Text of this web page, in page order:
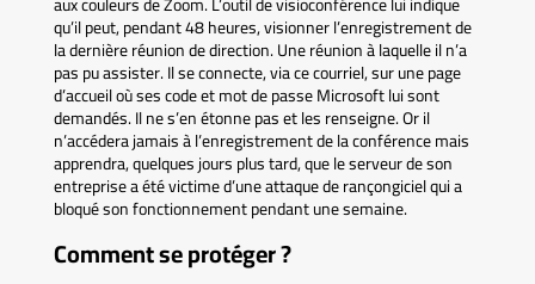
qu’il peut, pendant 48 heures, visionner l’enregistrement de
la dernière réunion de direction. Une réunion à laquelle il n’a
pas pu assister. Il se connecte, via ce courriel, sur une page
d’accueil où ses code et mot de passe Microsoft lui sont
demandés. Il ne s’en étonne pas et les renseigne. Or il
n’accédera jamais à l’enregistrement de la conférence mais
apprendra, quelques jours plus tard, que le serveur de son
entreprise a été victime d’une attaque de rançongiciel qui a
bloqué son fonctionnement pendant une semaine.
Comment se protéger ?